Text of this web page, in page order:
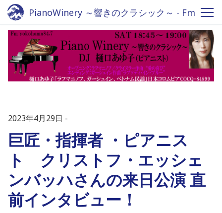
PianoWinery ～響きのクラシック～ - Fm
yokohama 84.7
2023年4月29日
巨匠・指揮者 ・ピアニス
ト クリストフ・エッシェ
ンバッハさんの来日公演 直
前インタビュー！